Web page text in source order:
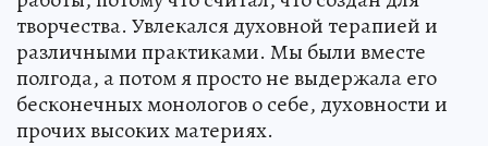
творчества. Увлекался духовной терапией и
различными практиками. Мы были вместе
полгода, а потом я просто не выдержала его
бесконечных монологов о себе, духовности и
прочих высоких материях.